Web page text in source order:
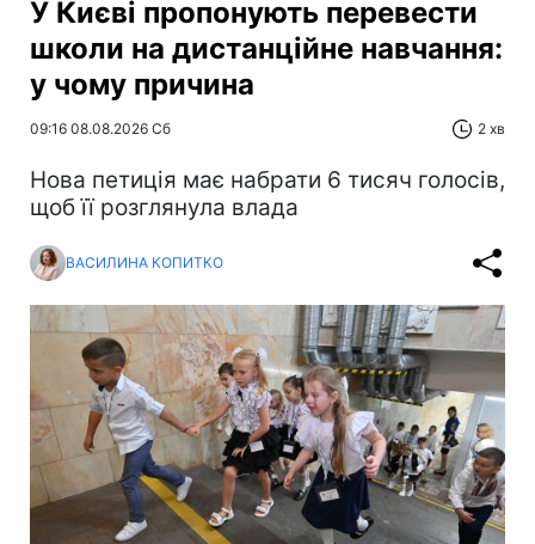
У Києві пропонують перевести
школи на дистанційне навчання:
у чому причина
09:16 08.08.2026 Сб 2 хв
Нова петиція має набрати 6 тисяч голосів,
щоб її розглянула влада
ВАСИЛИНА КОПИТКО